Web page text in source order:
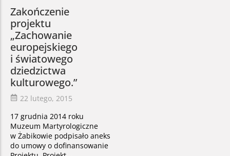
Zakończenie
projektu
„Zachowanie
europejskiego
i światowego
dziedzictwa
kulturowego.”
22 lutego, 2015
17 grudnia 2014 roku
Muzeum Martyrologiczne
w Żabikowie podpisało aneks
do umowy o dofinansowanie